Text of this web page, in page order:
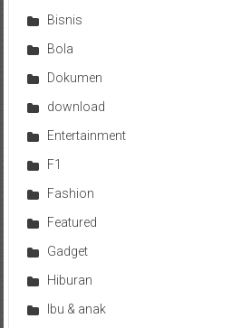
Bisnis
Bola
Dokumen
download
Entertainment
F1
Fashion
Featured
Gadget
Hiburan
Ibu & anak